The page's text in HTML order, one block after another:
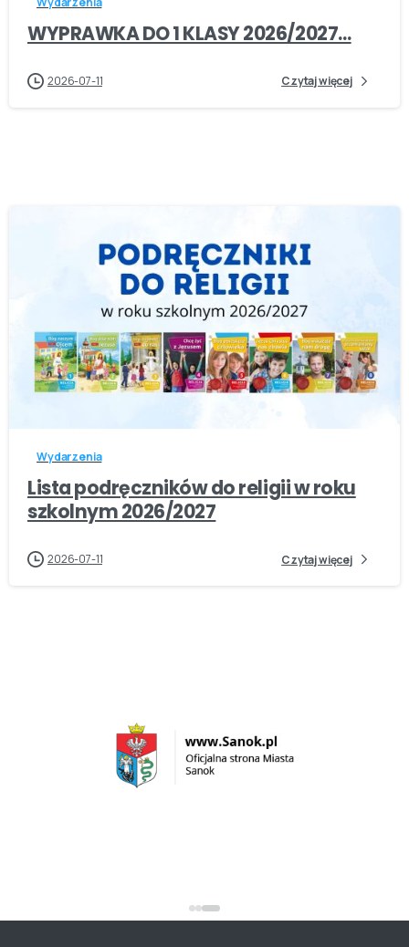
WYPRAWKA DO 1 KLASY 2026/2027…
2026-07-11 Czytaj więcej
-
Wydarzenia
Lista podręczników do religii w roku
szkolnym 2026/2027
2026-07-11 Czytaj więcej